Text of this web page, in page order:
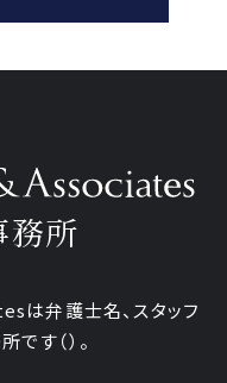
務所
は弁護士名、スタッフ
です（）。